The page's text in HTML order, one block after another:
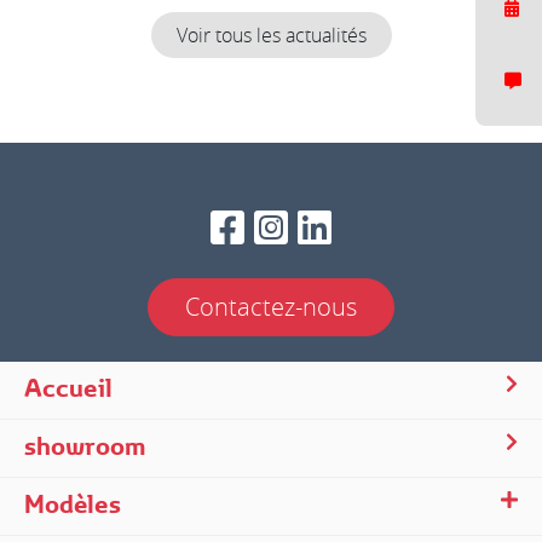
Nous répondons généralement dans un delai de quelques minutes.
Voir tous les actualités
Contactez-nous
Accueil
showroom
Modèles